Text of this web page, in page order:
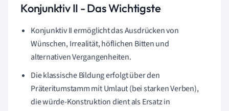
Konjunktiv II - Das Wichtigste
Konjunktiv II ermöglicht das Ausdrücken von
Wünschen, Irrealität, höflichen Bitten und
alternativen Vergangenheiten.
Die klassische Bildung erfolgt über den
Präteritumstamm mit Umlaut (bei starken Verben),
die würde-Konstruktion dient als Ersatz in